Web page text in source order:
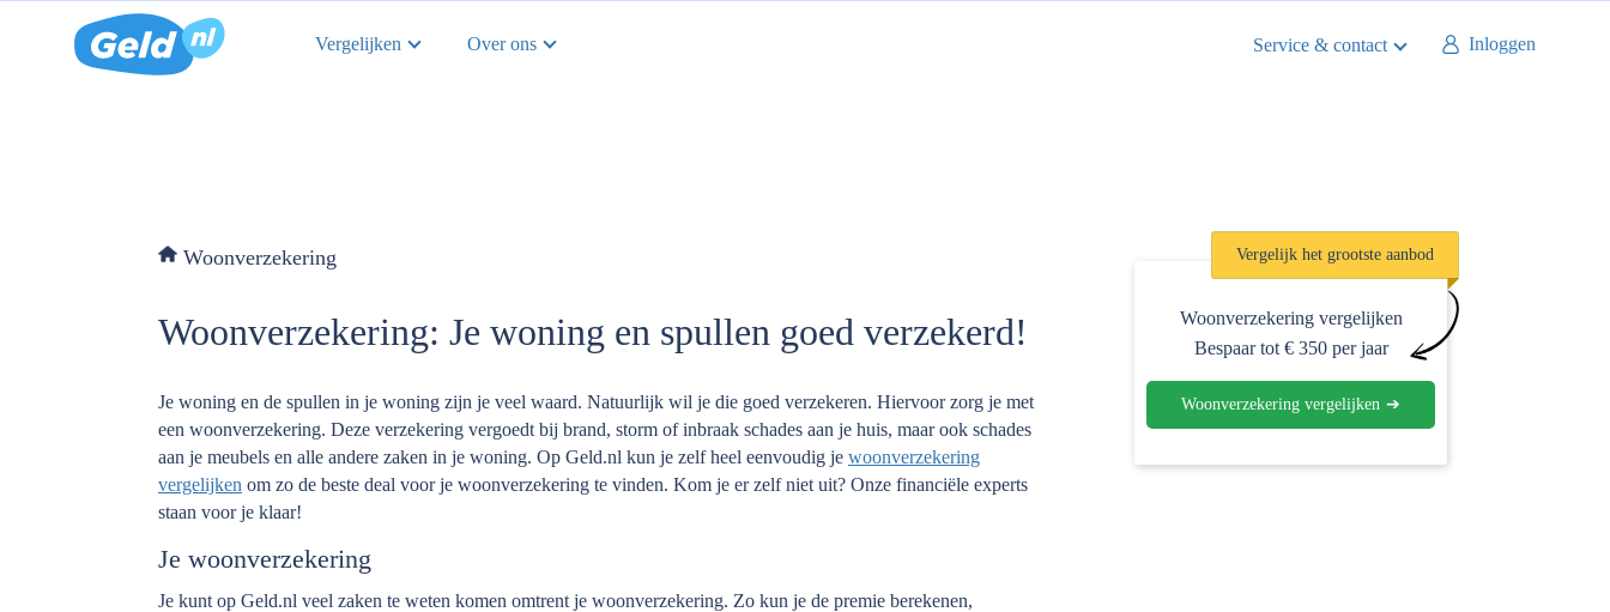
Vergelijken Over ons Service & contact Inloggen
Woonverzekering
Woonverzekering: Je woning en spullen goed verzekerd!
Je woning en de spullen in je woning zijn je veel waard. Natuurlijk wil je die goed verzekeren. Hiervoor zorg je met
een woonverzekering. Deze verzekering vergoedt bij brand, storm of inbraak schades aan je huis, maar ook schades
aan je meubels en alle andere zaken in je woning. Op Geld.nl kun je zelf heel eenvoudig je woonverzekering
vergelijken om zo de beste deal voor je woonverzekering te vinden. Kom je er zelf niet uit? Onze financiële experts
staan voor je klaar!
Je woonverzekering
Je kunt op Geld.nl veel zaken te weten komen omtrent je woonverzekering. Zo kun je de premie berekenen,
Vergelijk het grootste aanbod
Woonverzekering vergelijken
Bespaar tot € 350 per jaar
Woonverzekering vergelijken